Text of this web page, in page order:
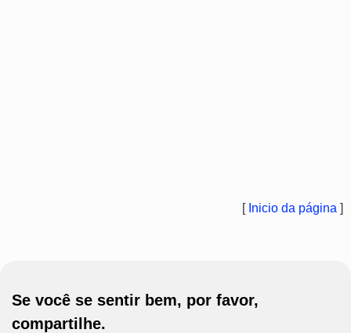
[ Inicio da página ]
Se você se sentir bem, por favor,
compartilhe.